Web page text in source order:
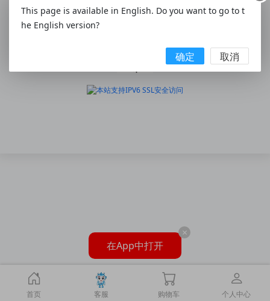
© 2010 - 2026 snway.cn All Rights Reserved.
乐清市神威气动有限公司
首页 客服 购物车 个人中心
在App中打开
×
This page is available in English. Do you want to go to t
he English version?
确定 取消